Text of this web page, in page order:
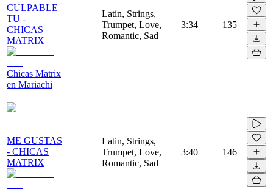
CULPABLE
TU -
CHICAS
MATRIX
Chicas Matrix
en Mariachi
Latin, Strings,
Trumpet, Love,
Romantic, Sad
3:34 135
ME GUSTAS
- CHICAS
MATRIX
Latin, Strings,
Trumpet, Love,
Romantic, Sad
3:40 146